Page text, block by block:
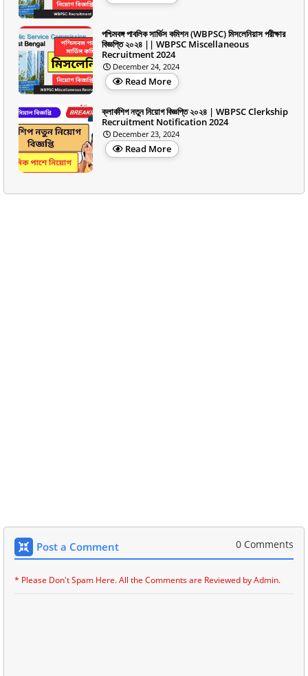
পশ্চিমবঙ্গ পাবলিক সার্ভিস কমিশন (WBPSC) মিসলেনিয়াস পরীক্ষার
বিজ্ঞপ্তি ২০২৪ || WBPSC Miscellaneous
Recruitment 2024
December 24, 2024
Read More
ক্লার্কশিপ নতুন নিয়োগ বিজ্ঞপ্তি ২০২৪ | WBPSC Clerkship
Recruitment Notification 2024
December 23, 2024
Read More
Post a Comment 0 Comments
* Please Don't Spam Here. All the Comments are Reviewed by Admin.